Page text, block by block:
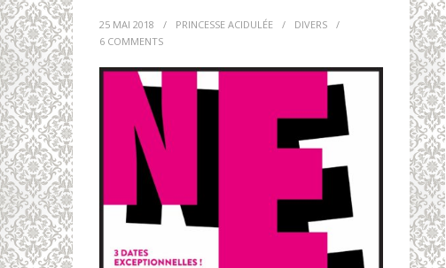
25 MAI 2018 / PRINCESSE ACIDULÉE / DIVERS
/
6 COMMENTS